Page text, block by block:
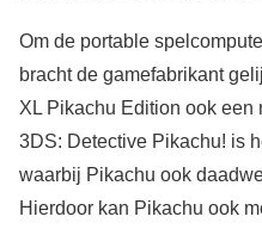
Om de portable
bracht de gamefabrikant
XL Pikachu Edition ook een
3DS: Detective Pikachu! is
waarbij Pikachu ook
Hierdoor kan Pikachu ook